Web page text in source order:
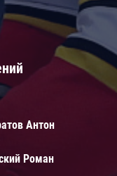
Антон
Роман